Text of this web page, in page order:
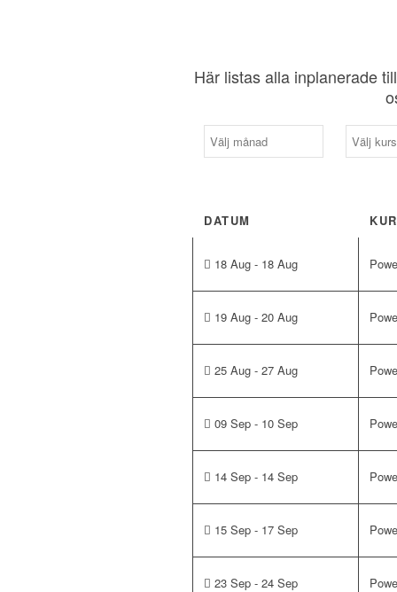
Här listas alla inplanerade
DATUM
18 Aug - 18 Aug
19 Aug - 20 Aug
25 Aug - 27 Aug
09 Sep - 10 Sep
14 Sep - 14 Sep
15 Sep - 17 Sep
23 Sep - 24 Sep